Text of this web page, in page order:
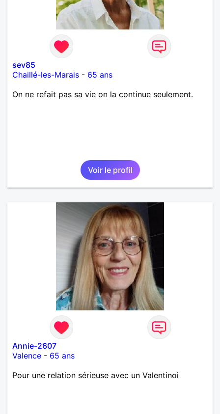
sev85
Chaillé-les-Marais - 65 ans
On ne refait pas sa vie on la continue seulement.
Voir le profil
Annie-2607
Valence - 65 ans
Pour une relation sérieuse avec un Valentinoi